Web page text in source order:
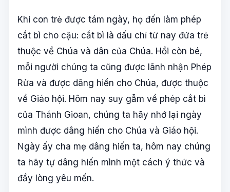
Khi con trẻ được tám ngày, họ đến làm phép
cắt bì cho cậu: cắt bì là dấu chỉ từ nay đứa trẻ
thuộc về Chúa và dân của Chúa. Hồi còn bé,
mỗi người chúng ta cũng được lãnh nhận Phép
Rửa và được dâng hiến cho Chúa, được thuộc
về Giáo hội. Hôm nay suy gẫm về phép cắt bì
của Thánh Gioan, chúng ta hãy nhớ lại ngày
mình được dâng hiến cho Chúa và Giáo hội.
Ngày ấy cha mẹ dâng hiến ta, hôm nay chúng
ta hãy tự dâng hiến mình một cách ý thức và
đầy lòng yêu mến.